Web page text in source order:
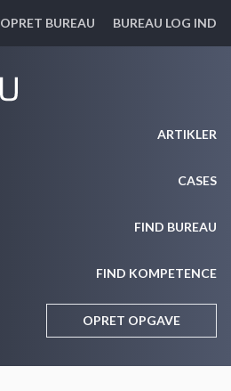
OPRET BUREAU BUREAU LOG IND
ARTIKLER
CASES
FIND BUREAU
FIND KOMPETENCE
OPRET OPGAVE